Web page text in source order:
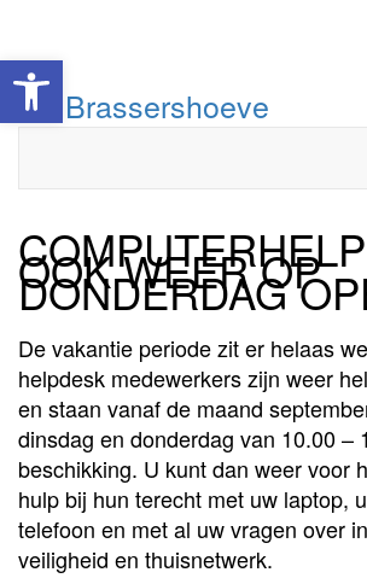
Toolbar openen
Doorgaan
naar
De Brassershoeve
OOK WEER OP
DONDERDAG
De vakantie periode zit er helaas
helpdesk medewerkers zijn weer
en staan vanaf de maand
dinsdag en donderdag van 10.00 –
beschikking. U kunt dan weer voor
hulp bij hun terecht met uw laptop,
telefoon en met al uw vragen over
veiligheid en thuisnetwerk.